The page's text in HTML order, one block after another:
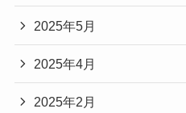
2025年5月
2025年4月
2025年2月